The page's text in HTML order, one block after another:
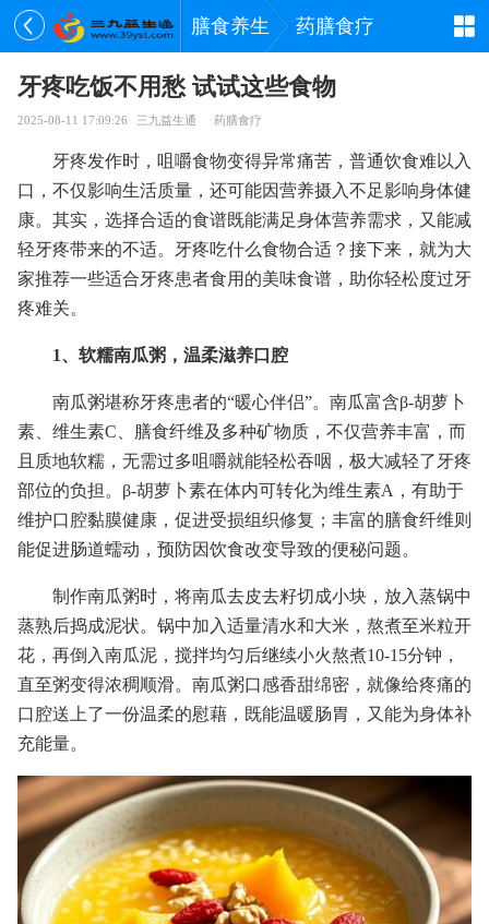
膳食养生 药膳食疗
牙疼吃饭不用愁 试试这些食物
2025-08-11 17:09:26 三九益生通 药膳食疗
牙疼发作时，咀嚼食物变得异常痛苦，普通饮食难以入
口，不仅影响生活质量，还可能因营养摄入不足影响身体健
康。其实，选择合适的食谱既能满足身体营养需求，又能减
轻牙疼带来的不适。牙疼吃什么食物合适？接下来，就为大
家推荐一些适合牙疼患者食用的美味食谱，助你轻松度过牙
疼难关。
1、软糯南瓜粥，温柔滋养口腔
南瓜粥堪称牙疼患者的“暖心伴侣”。南瓜富含β-胡萝卜
素、维生素C、膳食纤维及多种矿物质，不仅营养丰富，而
且质地软糯，无需过多咀嚼就能轻松吞咽，极大减轻了牙疼
部位的负担。β-胡萝卜素在体内可转化为维生素A，有助于
维护口腔黏膜健康，促进受损组织修复；丰富的膳食纤维则
能促进肠道蠕动，预防因饮食改变导致的便秘问题。
制作南瓜粥时，将南瓜去皮去籽切成小块，放入蒸锅中
蒸熟后捣成泥状。锅中加入适量清水和大米，熬煮至米粒开
花，再倒入南瓜泥，搅拌均匀后继续小火熬煮10-15分钟，
直至粥变得浓稠顺滑。南瓜粥口感香甜绵密，就像给疼痛的
口腔送上了一份温柔的慰藉，既能温暖肠胃，又能为身体补
充能量。